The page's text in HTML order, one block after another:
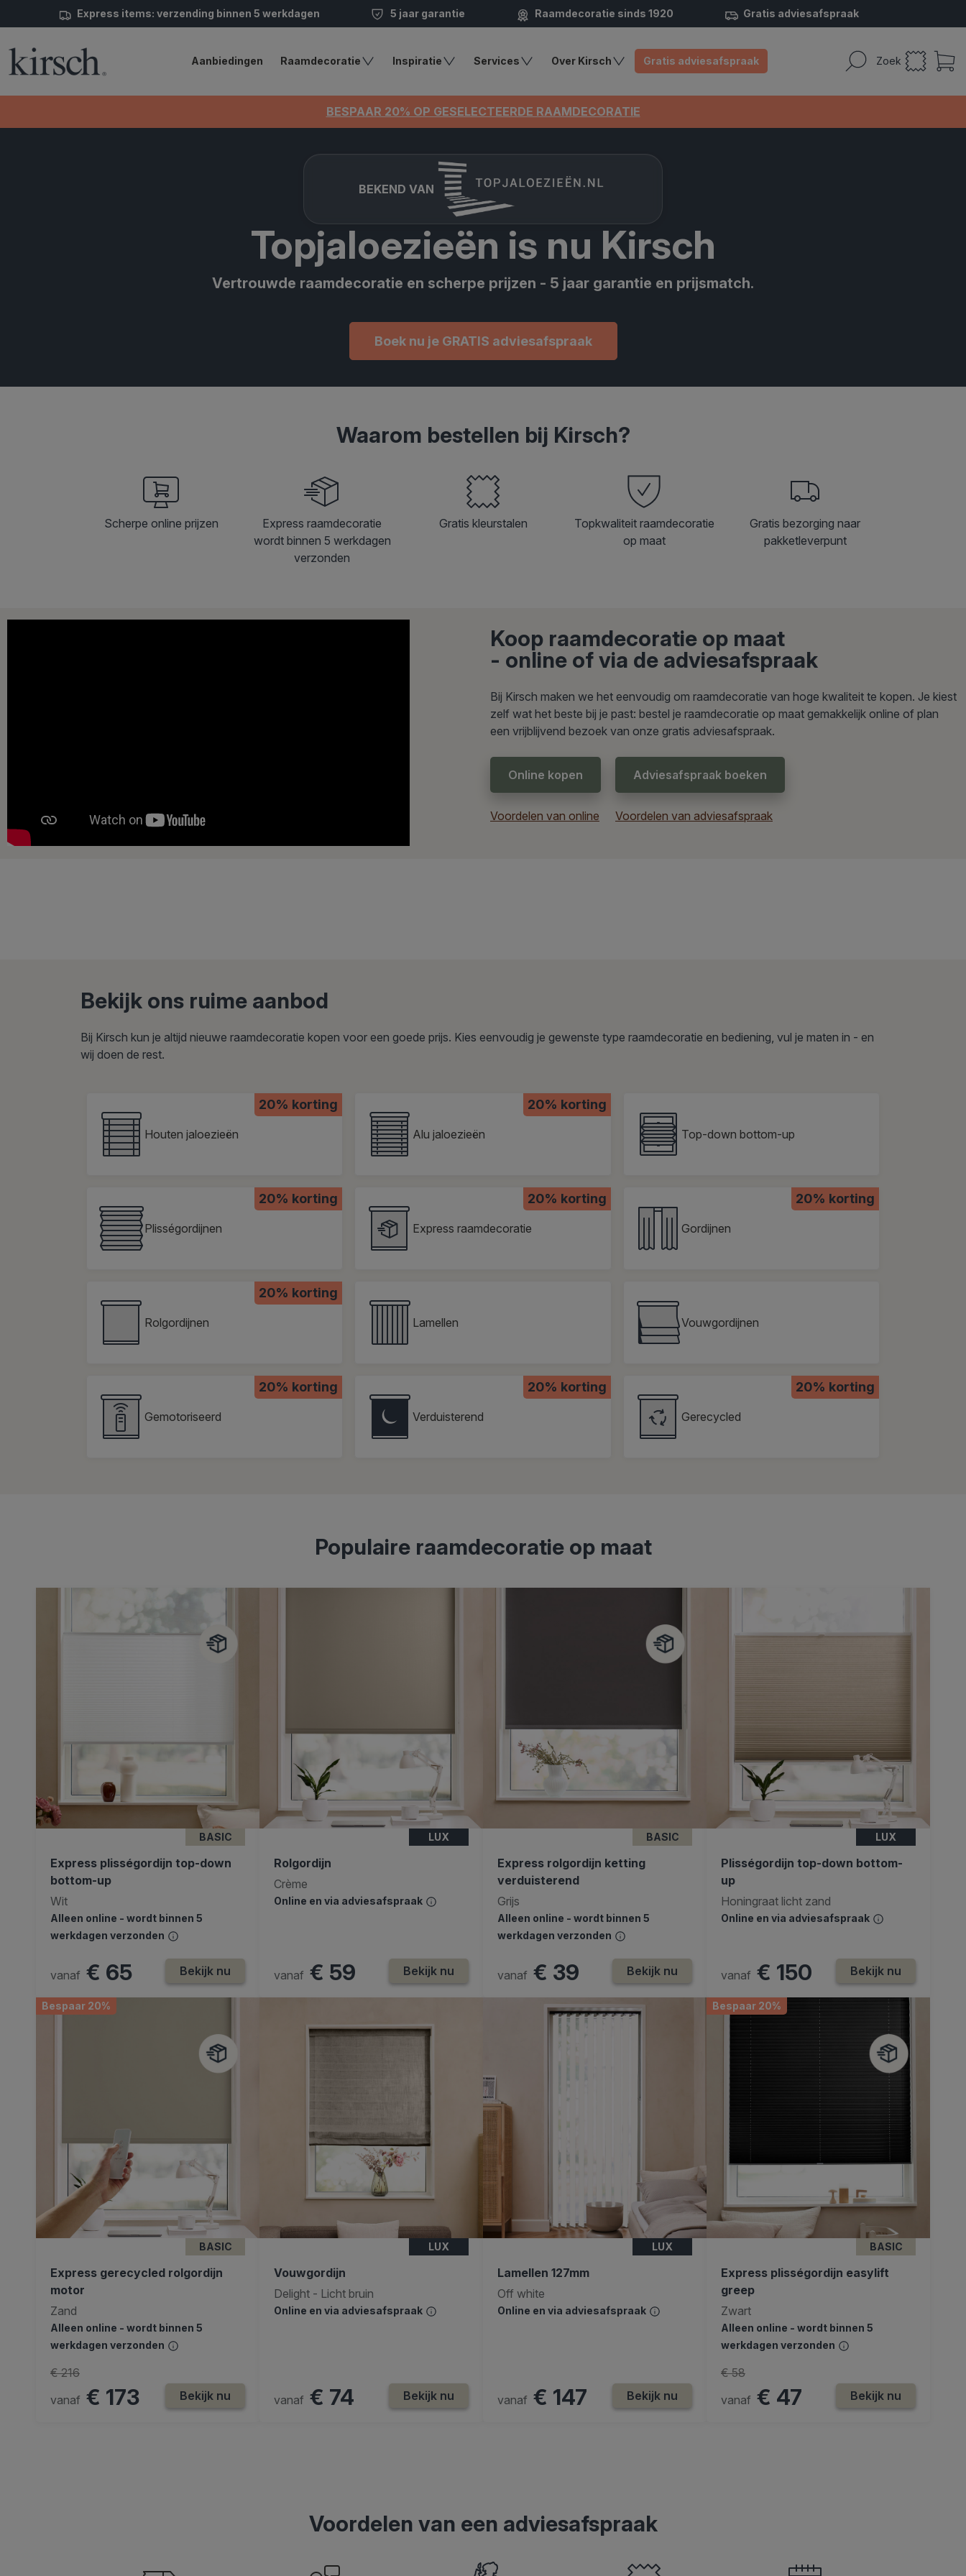
Express items: verzending binnen 5 werkdagen 5 jaar garantie Raamdecoratie sinds 1920 Gratis adviesafspraak
Zoek
Aanbiedingen Raamdecoratie Inspiratie Services Over Kirsch Gratis adviesafspraak
BESPAAR 20% OP GESELECTEERDE RAAMDECORATIE
BEKEND VAN
Topjaloezieën is nu Kirsch
Vertrouwde raamdecoratie en scherpe prijzen - 5 jaar garantie en prijsmatch.
Boek nu je GRATIS adviesafspraak
Waarom bestellen bij Kirsch?
Scherpe online prijzen
Express raamdecoratie
wordt binnen 5 werkdagen
verzonden
Gratis kleurstalen
Topkwaliteit raamdecoratie
op maat
Gratis bezorging naar
pakketleverpunt
Koop raamdecoratie op maat
- online of via de adviesafspraak
Bij Kirsch maken we het eenvoudig om raamdecoratie van hoge kwaliteit te kopen. Je kiest
zelf wat het beste bij je past: bestel je raamdecoratie op maat gemakkelijk online of plan
een vrijblijvend bezoek van onze gratis adviesafspraak.
Online kopen
Voordelen van online
Adviesafspraak boeken
Voordelen van adviesafspraak
Bekijk ons ruime aanbod
Bij Kirsch kun je altijd nieuwe raamdecoratie kopen voor een goede prijs. Kies eenvoudig je gewenste type raamdecoratie en bediening, vul je maten in - en
wij doen de rest.
Houten jaloezieën
20% korting
Alu jaloezieën
20% korting
Top-down bottom-up
Plisségordijnen
20% korting
Express raamdecoratie
20% korting
Gordijnen
20% korting
Rolgordijnen
20% korting
Lamellen Vouwgordijnen
Gemotoriseerd
20% korting
Verduisterend
20% korting
Gerecycled
20% korting
Populaire raamdecoratie op maat
BASIC
Express plisségordijn top-down
bottom-up
Wit
Alleen online - wordt binnen 5
werkdagen verzonden
vanaf € 65 Bekijk nu
LUX
Rolgordijn
Crème
Online en via adviesafspraak
vanaf € 59 Bekijk nu
BASIC
Express rolgordijn ketting
verduisterend
Grijs
Alleen online - wordt binnen 5
werkdagen verzonden
vanaf € 39 Bekijk nu
LUX
Plisségordijn top-down bottom-
up
Honingraat licht zand
Online en via adviesafspraak
vanaf € 150 Bekijk nu
Bespaar 20%
BASIC
Express gerecycled rolgordijn
motor
Zand
Alleen online - wordt binnen 5
werkdagen verzonden
vanaf € 173
€ 216
Bekijk nu
LUX
Vouwgordijn
Delight - Licht bruin
Online en via adviesafspraak
vanaf € 74 Bekijk nu
LUX
Lamellen 127mm
Off white
Online en via adviesafspraak
vanaf € 147 Bekijk nu
Bespaar 20%
BASIC
Express plisségordijn easylift
greep
Zwart
Alleen online - wordt binnen 5
werkdagen verzonden
vanaf € 47
€ 58
Bekijk nu
Voordelen van een adviesafspraak